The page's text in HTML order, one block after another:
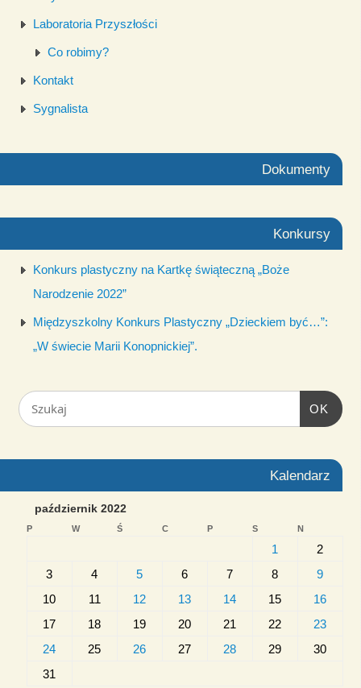
Laboratoria Przyszłości
Co robimy?
Kontakt
Sygnalista
Dokumenty
Konkursy
Konkurs plastyczny na Kartkę świąteczną „Boże
Narodzenie 2022”
Międzyszkolny Konkurs Plastyczny „Dzieckiem być…”:
„W świecie Marii Konopnickiej”.
OK
Kalendarz
październik 2022
P W Ś C P S N
1
2
3
4 5 6 7 8
9
10
11 12 13 14 15
16
17
18 19 20 21 22
23
24
25 26 27 28 29
30
31